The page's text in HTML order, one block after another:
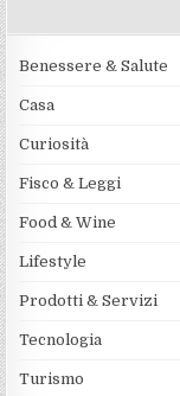
Benessere & Salute
Casa
Curiosità
Fisco & Leggi
Food & Wine
Lifestyle
Prodotti & Servizi
Tecnologia
Turismo